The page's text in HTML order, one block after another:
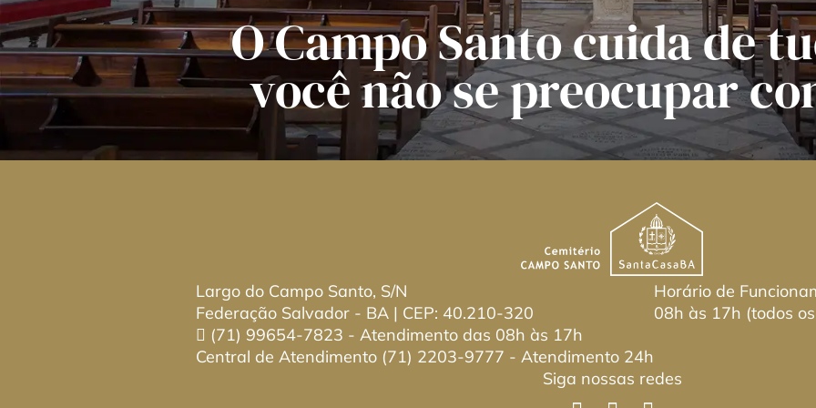
O Campo Santo cuida de
você não se preocupar
Largo do Campo Santo, S/N
Federação Salvador - BA | CEP: 40.210-320
(71) 99654-7823 - Atendimento das 08h às 17h
Central de Atendimento (71) 2203-9777 - Atendimento 24h
Horário de
08h às 17h (todos
Siga nossas redes